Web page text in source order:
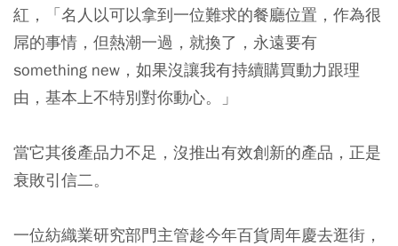
紅，「名人以可以拿到一位難求的餐廳位置，作為很
屌的事情，但熱潮一過，就換了，永遠要有
something new，如果沒讓我有持續購買動力跟理
由，基本上不特別對你動心。」
當它其後產品力不足，沒推出有效創新的產品，正是
衰敗引信二。
一位紡織業研究部門主管趁今年百貨周年慶去逛街，